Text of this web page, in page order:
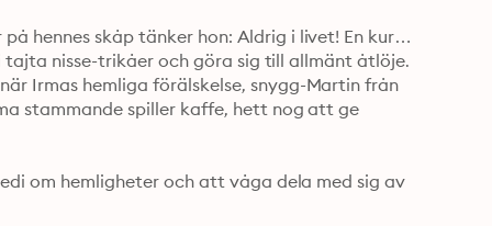
hennes skåp tänker hon: Aldrig i livet! En kurvig
nisse-trikåer och göra sig till allmänt åtlöje.
Irmas hemliga förälskelse, snygg-Martin från
stammande spiller kaffe, hett nog att ge
om hemligheter och att våga dela med sig av